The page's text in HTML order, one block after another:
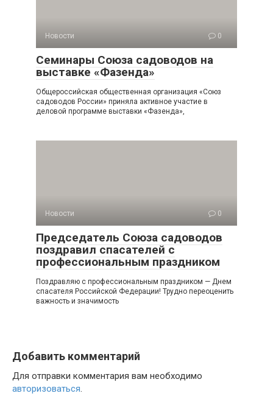
Новости 0
Семинары Союза садоводов на
выставке «Фазенда»
Общероссийская общественная организация «Союз
садоводов России» приняла активное участие в
деловой программе выставки «Фазенда»,
Новости 0
Председатель Cоюза садоводов
поздравил спасателей с
профессиональным праздником
Поздравляю с профессиональным праздником — Днем
спасателя Российской Федерации! Трудно переоценить
важность и значимость
Добавить комментарий
Для отправки комментария вам необходимо
авторизоваться.